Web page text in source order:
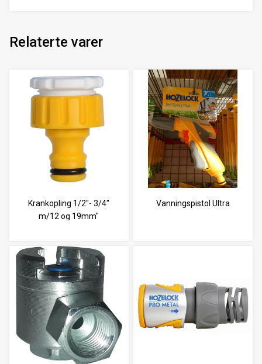
Relaterte varer
Krankopling 1/2"- 3/4"
m/12 og 19mm"
Vanningspistol Ultra